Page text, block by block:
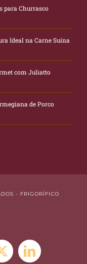
para Churrasco
Ideal na Carne Suína
com Juliatto
de Porco
- FRIGORÍFICO
X LinkedIn